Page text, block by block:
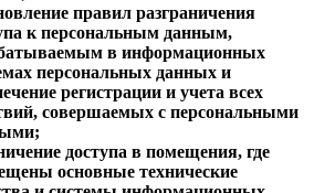
правил разграничения
к персональным данным,
в информационных
персональных данных и
регистрации и учета всех
совершаемых с персональными
доступа в помещения, где
основные технические